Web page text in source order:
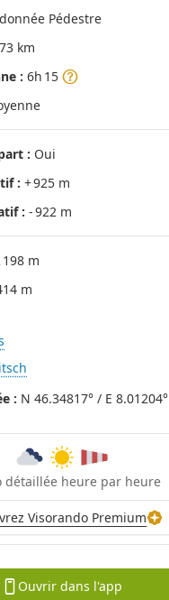
Pédestre
km
: 6h 15
: Oui
: + 925 m
: - 922 m
198 m
m
: N 46.34817° / E 8.01204°
détaillée heure par heure
Visorando Premium
Ouvrir dans l'app